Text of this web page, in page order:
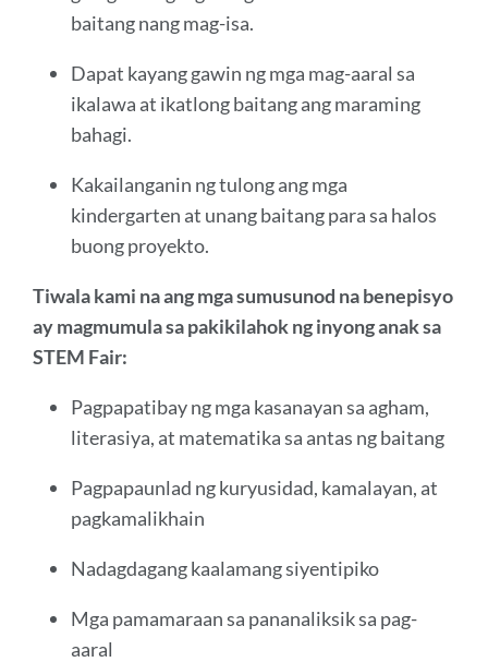
baitang nang mag-isa.
Dapat kayang gawin ng mga mag-aaral sa
ikalawa at ikatlong baitang ang maraming
bahagi.
Kakailanganin ng tulong ang mga
kindergarten at unang baitang para sa halos
buong proyekto.
Tiwala kami na ang mga sumusunod na benepisyo
ay magmumula sa pakikilahok ng inyong anak sa
STEM Fair:
Pagpapatibay ng mga kasanayan sa agham,
literasiya, at matematika sa antas ng baitang
Pagpapaunlad ng kuryusidad, kamalayan, at
pagkamalikhain
Nadagdagang kaalamang siyentipiko
Mga pamamaraan sa pananaliksik sa pag-
aaral